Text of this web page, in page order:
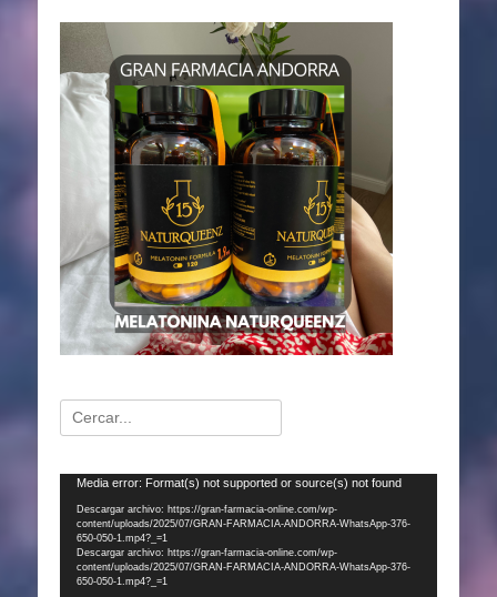
Buscar:
Reproductor
vídeo
Media error: Format(s) not supported or source(s) not found
Descargar archivo: https://gran-farmacia-online.com/wp-
content/uploads/2025/07/GRAN-FARMACIA-ANDORRA-WhatsApp-376-
650-050-1.mp4?_=1
Descargar archivo: https://gran-farmacia-online.com/wp-
content/uploads/2025/07/GRAN-FARMACIA-ANDORRA-WhatsApp-376-
650-050-1.mp4?_=1